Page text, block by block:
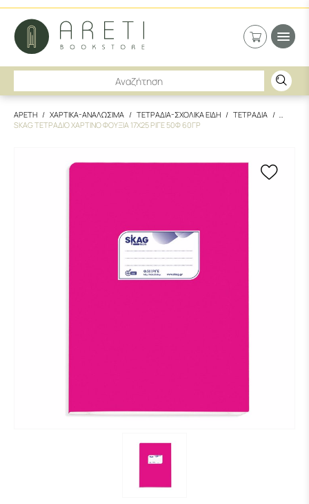
ΑΡΕΤΗ ΧΑΡΤΙΚΑ-ΑΝΑΛΩΣΙΜΑ ΤΕΤΡΑΔΙΑ-ΣΧΟΛΙΚΑ ΕΙΔΗ
ΤΕΤΡΑΔΙΑ
SKAG ΤΕΤΡΑΔΙΟ ΧΑΡΤΙΝΟ ΦΟΥΞΙΑ 17X25 ΡΙΓΕ 50Φ 60ΓΡ